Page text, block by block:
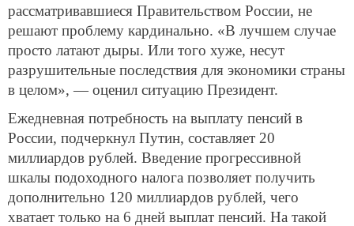
рассматривавшиеся Правительством России, не
решают проблему кардинально. «В лучшем случае
просто латают дыры. Или того хуже, несут
разрушительные последствия для экономики страны
в целом», — оценил ситуацию Президент.
Ежедневная потребность на выплату пенсий в
России, подчеркнул Путин, составляет 20
миллиардов рублей. Введение прогрессивной
шкалы подоходного налога позволяет получить
дополнительно 120 миллиардов рублей, чего
хватает только на 6 дней выплат пенсий. На такой